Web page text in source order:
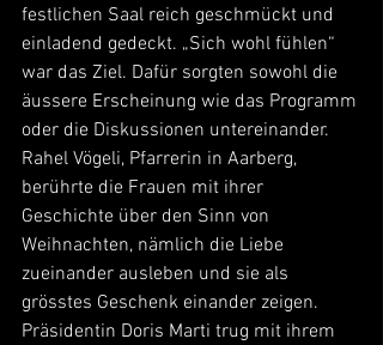
festlichen Saal reich geschmückt und
einladend gedeckt. „Sich wohl fühlen“
war das Ziel. Dafür sorgten sowohl die
äussere Erscheinung wie das Programm
oder die Diskussionen untereinander.
Rahel Vögeli, Pfarrerin in Aarberg,
berührte die Frauen mit ihrer
Geschichte über den Sinn von
Weihnachten, nämlich die Liebe
zueinander ausleben und sie als
grösstes Geschenk einander zeigen.
Präsidentin Doris Marti trug mit ihrem